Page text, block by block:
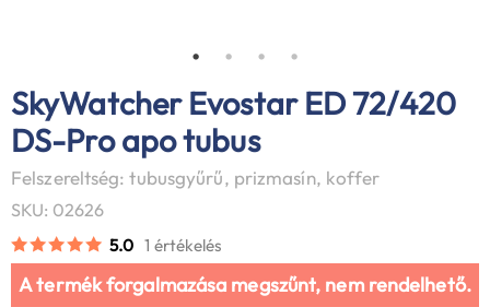
SkyWatcher Evostar ED 72/420
DS-Pro apo tubus
Felszereltség: tubusgyűrű, prizmasín, koffer
SKU: 02626
5.0 1 értékelés
A termék forgalmazása megszűnt, nem rendelhető.